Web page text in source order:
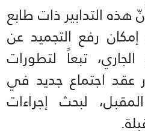
هذه التدابير ذات طابع
رفع التجميد عن
تبعاً لتطورات
عقد اجتماع جديد في
لبحث إجراءات